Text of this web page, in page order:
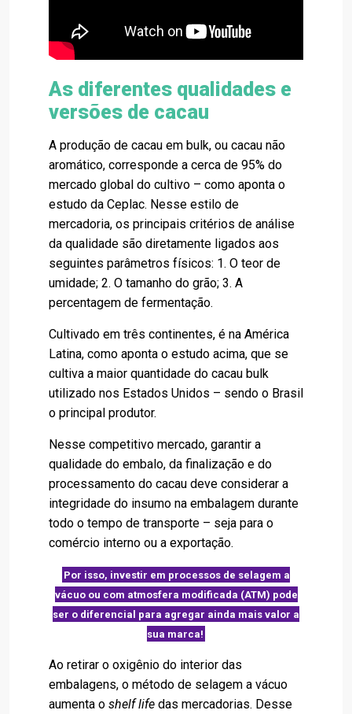
As diferentes qualidades e
versões de cacau
A produção de cacau em bulk, ou cacau não
aromático, corresponde a cerca de 95% do
mercado global do cultivo – como aponta o
estudo da Ceplac. Nesse estilo de
mercadoria, os principais critérios de análise
da qualidade são diretamente ligados aos
seguintes parâmetros físicos: 1. O teor de
umidade; 2. O tamanho do grão; 3. A
percentagem de fermentação.
Cultivado em três continentes, é na América
Latina, como aponta o estudo acima, que se
cultiva a maior quantidade do cacau bulk
utilizado nos Estados Unidos – sendo o Brasil
o principal produtor.
Nesse competitivo mercado, garantir a
qualidade do embalo, da finalização e do
processamento do cacau deve considerar a
integridade do insumo na embalagem durante
todo o tempo de transporte – seja para o
comércio interno ou a exportação.
Por isso, investir em processos de selagem a
vácuo ou com atmosfera modificada (ATM) pode
ser o diferencial para agregar ainda mais valor a
sua marca!
Ao retirar o oxigênio do interior das
embalagens, o método de selagem a vácuo
aumenta o shelf life das mercadorias. Desse